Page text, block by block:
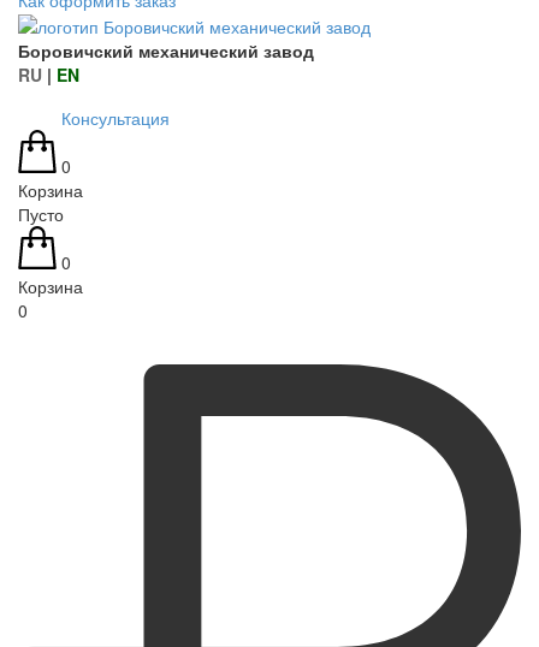
Боровичский механический завод
RU | EN
Консультация
0
Корзина
Пусто
0
Корзина
0